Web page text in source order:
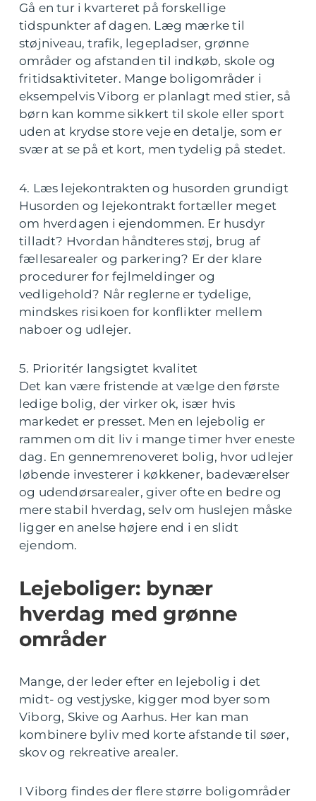
Gå en tur i kvarteret på forskellige
tidspunkter af dagen. Læg mærke til
støjniveau, trafik, legepladser, grønne
områder og afstanden til indkøb, skole og
fritidsaktiviteter. Mange boligområder i
eksempelvis Viborg er planlagt med stier, så
børn kan komme sikkert til skole eller sport
uden at krydse store veje en detalje, som er
svær at se på et kort, men tydelig på stedet.
4. Læs lejekontrakten og husorden grundigt
Husorden og lejekontrakt fortæller meget
om hverdagen i ejendommen. Er husdyr
tilladt? Hvordan håndteres støj, brug af
fællesarealer og parkering? Er der klare
procedurer for fejlmeldinger og
vedligehold? Når reglerne er tydelige,
mindskes risikoen for konflikter mellem
naboer og udlejer.
5. Prioritér langsigtet kvalitet
Det kan være fristende at vælge den første
ledige bolig, der virker ok, især hvis
markedet er presset. Men en lejebolig er
rammen om dit liv i mange timer hver eneste
dag. En gennemrenoveret bolig, hvor udlejer
løbende investerer i køkkener, badeværelser
og udendørsarealer, giver ofte en bedre og
mere stabil hverdag, selv om huslejen måske
ligger en anelse højere end i en slidt
ejendom.
Lejeboliger: bynær
hverdag med grønne
områder
Mange, der leder efter en lejebolig i det
midt- og vestjyske, kigger mod byer som
Viborg, Skive og Aarhus. Her kan man
kombinere byliv med korte afstande til søer,
skov og rekreative arealer.
I Viborg findes der flere større boligområder